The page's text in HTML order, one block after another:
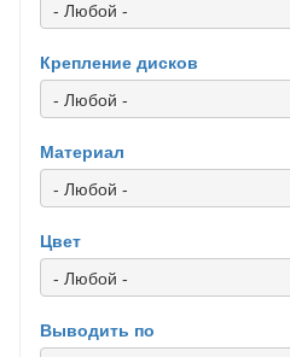
- Любой -
Крепление дисков
- Любой -
Материал
- Любой -
Цвет
- Любой -
Выводить по